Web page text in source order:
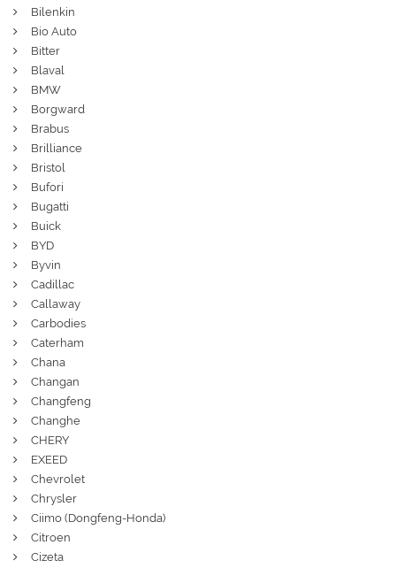
Bilenkin
Bio Auto
Bitter
Blaval
BMW
Borgward
Brabus
Brilliance
Bristol
Bufori
Bugatti
Buick
BYD
Byvin
Cadillac
Callaway
Carbodies
Caterham
Chana
Changan
Changfeng
Changhe
CHERY
EXEED
Chevrolet
Chrysler
Ciimo (Dongfeng-Honda)
Citroen
Cizeta